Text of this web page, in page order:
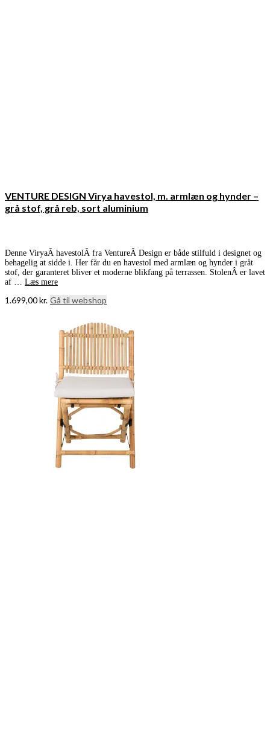
VENTURE DESIGN Virya havestol, m. armlæn og hynder –
grå stof, grå reb, sort aluminium
Denne ViryaÂ havestolÂ fra VentureÂ Design er både stilfuld i designet og
behagelig at sidde i. Her får du en havestol med armlæn og hynder i gråt
stof, der garanteret bliver et moderne blikfang på terrassen. StolenÂ er lavet
af … Læs mere
1.699,00kr. Gå til webshop